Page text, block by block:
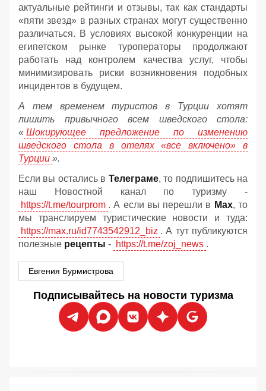
актуальные рейтинги и отзывы, так как стандарты
«пяти звезд» в разных странах могут существенно
различаться. В условиях высокой конкуренции на
египетском рынке туроператоры продолжают
работать над контролем качества услуг, чтобы
минимизировать риски возникновения подобных
инцидентов в будущем.
А тем временем туристов в Турции хотят
лишить привычного всем шведского стола:
« Шокирующее предложение по изменению
шведского стола в отелях «все включено» в
Турции ».
Если вы остались в Телеграме, то подпишитесь на
наш Новостной канал по туризму -
https://t.me/tourprom . А если вы перешли в Мах, то
мы транслируем туристические новости и туда:
https://max.ru/id7743542912_biz . А тут публикуются
полезные рецепты - https://t.me/zoj_news .
Евгения Бурмистрова
Подписывайтесь на новости туризма